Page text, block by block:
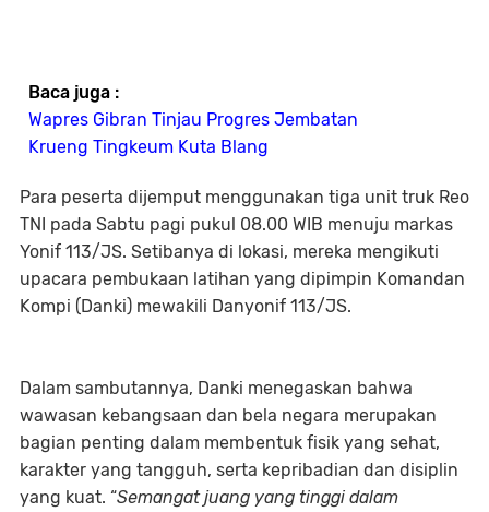
Baca juga :
Wapres Gibran Tinjau Progres Jembatan
Krueng Tingkeum Kuta Blang
Para peserta dijemput menggunakan tiga unit truk Reo
TNI pada Sabtu pagi pukul 08.00 WIB menuju markas
Yonif 113/JS. Setibanya di lokasi, mereka mengikuti
upacara pembukaan latihan yang dipimpin Komandan
Kompi (Danki) mewakili Danyonif 113/JS.
Dalam sambutannya, Danki menegaskan bahwa
wawasan kebangsaan dan bela negara merupakan
bagian penting dalam membentuk fisik yang sehat,
karakter yang tangguh, serta kepribadian dan disiplin
yang kuat. “Semangat juang yang tinggi dalam